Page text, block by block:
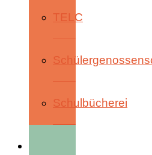
TELC
Schulbücherei